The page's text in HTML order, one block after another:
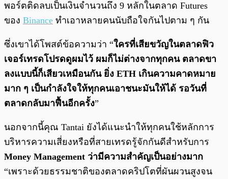
พอร์ตติดลบเป็นเงินจำนวนถึง 9 หลักในตลาด Futures
ของ Binance ทำเอาหลายคนนับถือใจกันไปตาม ๆ กัน
ซึ่งเขาได้โพสต์ข้อความว่า “ใครที่เสียขวัญในตลาดฟิว
เจอร์เทรดโปรดดูผมไว้ ผมก็ไม่ต่างจากทุกคน ตลาดขา
ลงแบบนี้ก็เสียวเหมือนกัน ยิ่ง ETH เกินความคาดหมาย
มาก ๆ เป็นกำลังใจให้ทุกคนเอาชนะมันให้ได้ รอวันที่
ตลาดกลับมาฟื้นอีกครั้ง”
นอกจากนี้คุณ Tantai ยังได้แนะนำให้ทุกคนใช้หลักการ
บริหารความเสี่ยงหรือที่สายเทรดรู้จักกันดีสำหรับการ
Money Management ว่ามีความสำคัญเป็นอย่างมาก
“เพราะด้วยธรรมชาติของตลาดคริปโตที่ผันผวนสูงจน